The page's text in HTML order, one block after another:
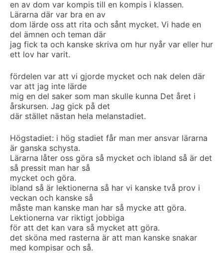
en av dom var kompis till en kompis i klassen.
Lärarna där var bra en av
dom lärde oss att rita och sånt mycket. Vi hade en
del ämnen och teman där
jag fick ta och kanske skriva om hur nyår var eller hur
ett lov har varit.
fördelen var att vi gjorde mycket och nak delen där
var att jag inte lärde
mig en del saker som man skulle kunna Det året i
årskursen. Jag gick på det
där stället nästan hela melanstadiet.
Högstadiet: i hög stadiet får man mer ansvar lärarna
är ganska schysta.
Lärarna låter oss göra så mycket och ibland så är det
så pressit man har så
mycket och göra.
ibland så är lektionerna så har vi kanske två prov i
veckan och kanske så
måste man kanske man har så mycke att göra.
Lektionerna var riktigt jobbiga
för att det kan vara så mycket att göra.
det sköna med rasterna är att man kanske snakar
med kompisar och så.